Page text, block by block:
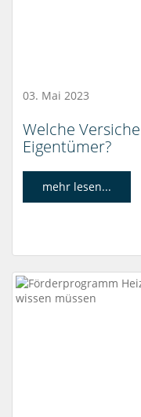
03. Mai 2023
Welche
Eigentümer?
mehr lesen...